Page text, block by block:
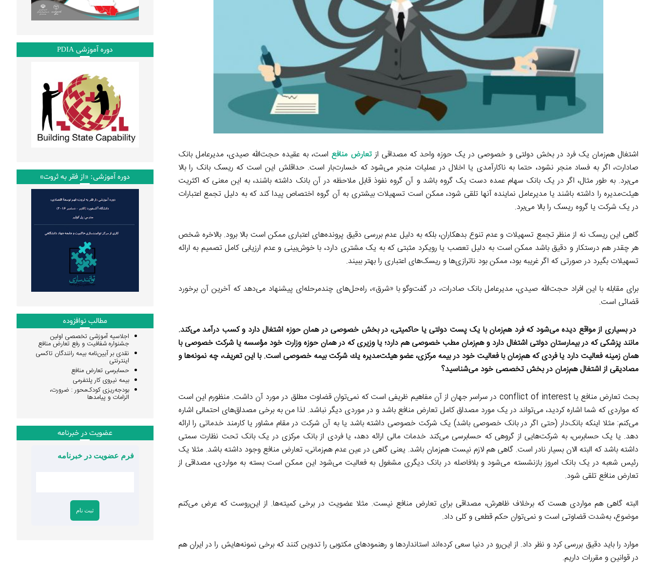
اشتغال هم‌زمان یک فرد در بخش دولتی و خصوصی در یک حوزه واحد که مصداقی ازتعارض منافع است، به عقیده حجت‌الله صیدی، مدیرعامل بانک
صادارت، اگر به فساد منجر نشود، حتما به ناکارآمدی یا اخلال در عملیات منجر می‌شود که خسارت‌بار است. حداقلش این است که ریسک بانک را بالا
می‌برد. به طور مثال، اگر در یک بانک سهام عمده دست یک گروه باشد و آن گروه نفوذ قابل ملاحظه در آن بانک داشته باشند، به این معنی که اکثریت
هیئت‌مدیره را داشته باشند یا مدیرعامل نماینده آنها تلقی شود، ممکن است تسهیلات بیشتری به آن گروه اختصاص پیدا کند که به دلیل تجمع اعتبارات
در یک شرکت یا گروه ریسک را بالا می‌برد.
گاهی این ریسک نه از منظر تجمع تسهیلات و عدم تنوع بدهکاران، بلکه به دلیل عدم بررسی دقیق پرونده‌های اعتباری ممکن است بالا برود. بالاخره شخص
هر چقدر هم درستکار و دقیق باشد ممکن است به دلیل تعصب یا رویکرد مثبتی که به یک مشتری دارد، با خوش‌بینی و عدم ارزیابی کامل تصمیم به ارائه
تسهیلات بگیرد در صورتی که اگر غریبه بود، ممکن بود ناترازی‌ها و ریسک‌های اعتباری را بهتر ببیند.
برای مقابله با این افراد حجت‌الله صیدی، مدیرعامل بانک صادرات، در گفت‌وگو با «شرق»، راه‌حل‌های چندمرحله‌‌ای پیشنهاد می‌دهد که آخرین آن برخورد
قضائی است.
در بسیاری از مواقع دیده می‌شود که فرد هم‌زمان با یک پست دولتی یا حاکمیتی، در بخش خصوصی در همان حوزه اشتغال دارد و کسب درآمد می‌کند.
مانند پزشکی که در بیمارستان دولتی اشتغال دارد و هم‌زمان مطب خصوصی هم دارد؛ یا وزیری که در همان حوزه وزارت خود مؤسسه یا شرکت خصوصی با
همان زمینه فعالیت دارد یا فردی كه هم‌زمان با فعالیت خود در بیمه مركزی، عضو هیئت‌مدیره یك شركت بیمه خصوصی است. با این تعریف، چه نمونه‌ها و
مصادیقی از اشتغال هم‌زمان در بخش تخصصی خود می‌شناسید؟
بحث تعارض منافع یا conflict of interest در سراسر جهان از آن مفاهیم ظریفی است که نمی‌توان قضاوت مطلق در مورد آن داشت. منظورم این است
که مواردی که شما اشاره کردید، می‌تواند در یک مورد مصداق کامل تعارض منافع باشد و در موردی دیگر نباشد. لذا من به برخی مصداق‌های احتمالی اشاره
می‌کنم: مثلا اینکه بانک‌دار (حتی اگر در بانک خصوصی باشد) یک شرکت خصوصی داشته باشد یا به آن شرکت در مقام مشاور یا کارمند خدماتی را ارائه
دهد. یا یک حسابرس، به شرکت‌هایی از گروهی که حسابرسی می‌کند خدمات مالی ارائه دهد، یا فردی از بانک مرکزی در یک بانک تحت نظارت سمتی
داشته باشد که البته الان بسیار نادر است. گاهی هم لازم نیست هم‌زمان باشد. یعنی گاهی در عین عدم هم‌زمانی، تعارض منافع وجود داشته باشد. مثلا یک
رئیس شعبه در یک بانک امروز بازنشسته می‌شود و بلافاصله در بانک دیگری مشغول به فعالیت می‌شود این ممکن است بسته به مواردی، مصداقی از
تعارض منافع تلقی شود.
البته گاهی هم مواردی هست که برخلاف ظاهرش، مصداقی برای تعارض منافع نیست. مثلا عضویت در برخی کمیته‌ها. از این‌روست که عرض می‌کنم
موضوع، به‌شدت قضاوتی است و نمی‌توان حکم قطعی و کلی داد.
موارد را باید دقیق بررسی کرد و نظر داد. از این‌رو در دنیا سعی کرده‌اند استانداردها و رهنمودهای مکتوبی را تدوین کنند که برخی نمونه‌هایش را در ایران هم
در قوانین و مقررات داریم.
دوره آموزشی PDIA
دوره آموزشی: «از فقر به ثروت»
مطالب نوافزوده
اجلاسیه آموزشی تخصصی اولین
جشنواره شفافیت و رفع تعارض منافع
نقدی بر آیین‌نامه بیمه رانندگان تاکسی
اینترنتی
حسابرسی تعارض منافع
بیمه نیروی کار پلتفرمی
بودجه‌ریزی کودک‌محور : ضرورت،
الزامات و پیامدها
عضویت در خبرنامه
فرم عضویت در خبرنامه